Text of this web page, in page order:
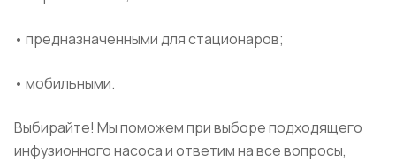
• предназначенными для стационаров;
• мобильными.
Выбирайте! Мы поможем при выборе подходящего
инфузионного насоса и ответим на все вопросы,